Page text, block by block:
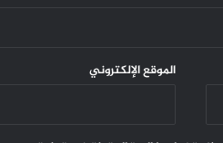
الموقع الإلكتروني